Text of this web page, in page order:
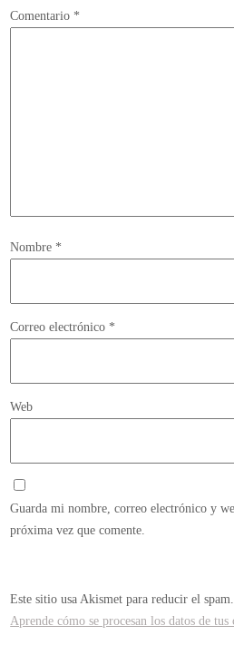
Comentario *
Nombre *
Correo electrónico *
Web
Guarda mi nombre, correo electrónico y
próxima vez que comente.
Este sitio usa Akismet para reducir el spam.
Aprende cómo se procesan los datos de tus